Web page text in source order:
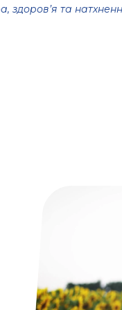
здоров’я та